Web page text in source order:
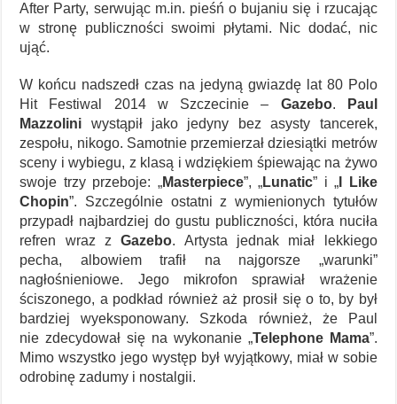
After Party, serwując m.in. pieśń o bujaniu się i rzucając
w stronę publiczności swoimi płytami. Nic dodać, nic
ująć.
W końcu nadszedł czas na jedyną gwiazdę lat 80 Polo
Hit Festiwal 2014 w Szczecinie – Gazebo.
Paul
Mazzolini wystąpił jako jedyny bez asysty tancerek,
zespołu, nikogo. Samotnie przemierzał dziesiątki metrów
sceny i wybiegu, z klasą i wdziękiem śpiewając na żywo
swoje trzy przeboje: „Masterpiece”, „Lunatic” i „ I Like
Chopin”. Szczególnie ostatni z wymienionych tytułów
przypadł najbardziej do gustu publiczności, która nuciła
refren wraz zGazebo. Artysta jednak miał lekkiego
pecha, albowiem trafił na najgorsze „warunki”
nagłośnieniowe. Jego mikrofon sprawiał wrażenie
ściszonego, a podkład również aż prosił się o to, by był
bardziej wyeksponowany. Szkoda również, że Paul
nie zdecydował się na wykonanie „Telephone Mama”.
Mimo wszystko jego występ był wyjątkowy, miał w sobie
odrobinę zadumy i nostalgii.